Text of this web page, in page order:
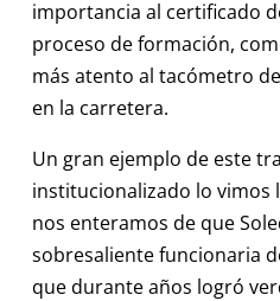
importancia al certificado
proceso de formación,
más atento al tacómetro
en la carretera.
Un gran ejemplo de este
institucionalizado lo vimos
nos enteramos de que
sobresaliente funcionaria
que durante años logró